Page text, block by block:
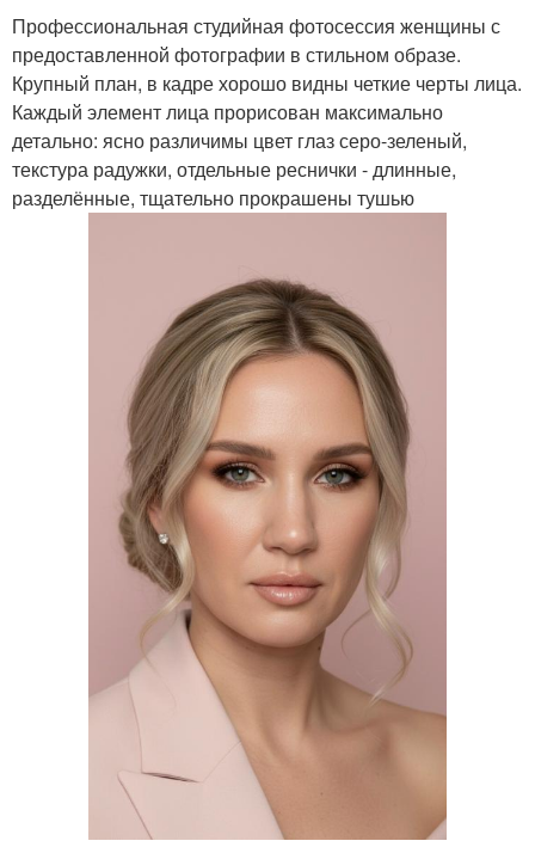
Профессиональная студийная фотосессия женщины с
предоставленной фотографии в стильном образе.
Крупный план, в кадре хорошо видны четкие черты лица.
Каждый элемент лица прорисован максимально
детально: ясно различимы цвет глаз серо-зеленый,
текстура радужки, отдельные реснички - длинные,
разделённые, тщательно прокрашены тушью